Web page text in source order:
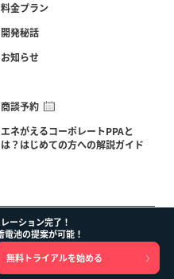
料金プラン
開発秘話
お知らせ
商談予約
エネがえるコーポレートPPAと
は？はじめての方への解説ガイド
エネがえるBizデモ体験
ーション完了！
池の提案が可能！
無料トライアルを始める